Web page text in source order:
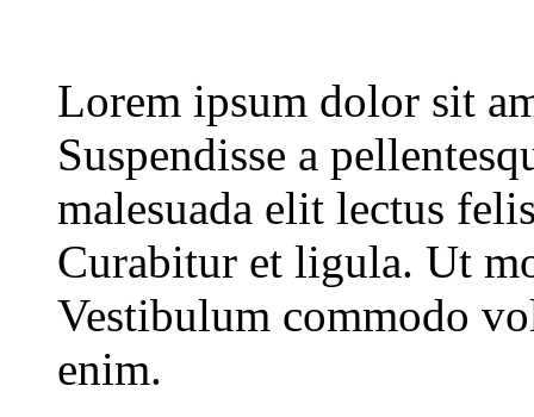
Lorem ipsum dolor sit
Suspendisse a
malesuada elit lectus
Curabitur et ligula. Ut
Vestibulum commodo
enim.